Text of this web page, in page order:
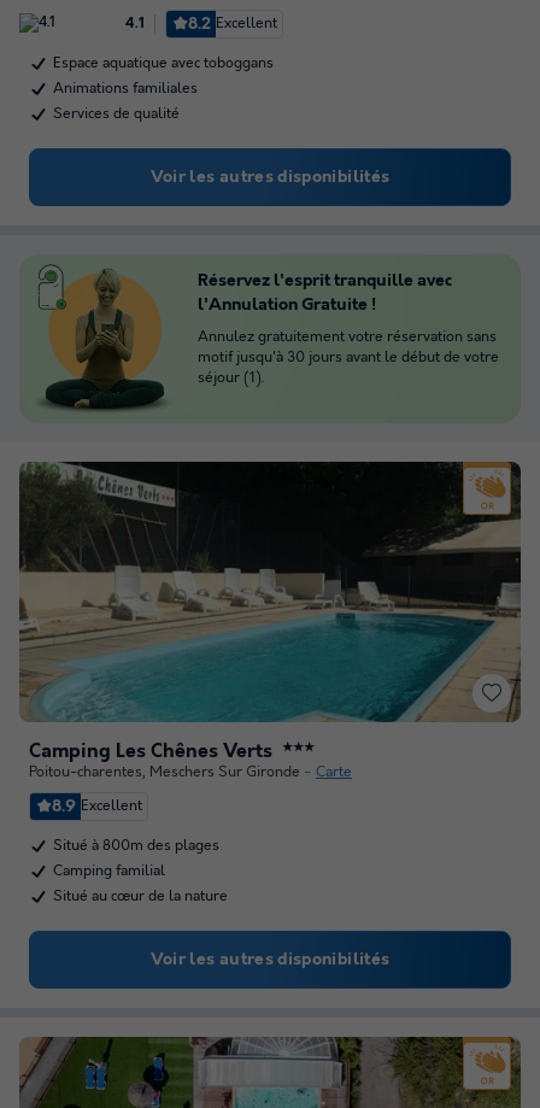
4.1 8.2 Excellent
Espace aquatique avec toboggans
Animations familiales
Services de qualité
Voir les autres disponibilités
Camping Les Chênes Verts ★★★
Poitou-charentes, Meschers Sur Gironde Carte
8.9 Excellent
Situé à 800m des plages
Camping familial
Situé au cœur de la nature
Voir les autres disponibilités
Réservez l'esprit tranquille avec
l'Annulation Gratuite !
Annulez gratuitement votre réservation sans
motif jusqu'à 30 jours avant le début de votre
séjour (1).